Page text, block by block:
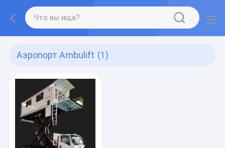
Аэропорт Ambulift (1)